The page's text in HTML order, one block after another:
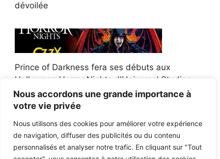
Nous accordons une grande importance à
votre vie privée
Nous utilisons des cookies pour améliorer votre expérience
de navigation, diffuser des publicités ou du contenu
personnalisés et analyser notre trafic. En cliquant sur "Tout
dévoilée
Prince of Darkness fera ses débuts aux
Halloween Horror Nights d'Universal Studios
Afroman poursuit un policier de l'Ohio après la
victoire du jury en diffamation